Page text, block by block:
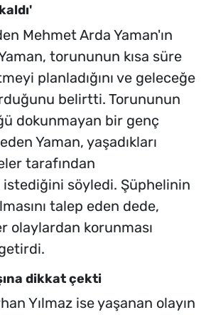
Mehmet Arda Yaman'ın
torununun kısa süre
planladığını ve geleceğe
belirtti. Torununun
dokunmayan bir genç
Yaman, yaşadıkları
tarafından
istediğini söyledi. Şüphelinin
talep eden dede,
olaylardan korunması
dikkat çekti
Yılmaz ise yaşanan olayın